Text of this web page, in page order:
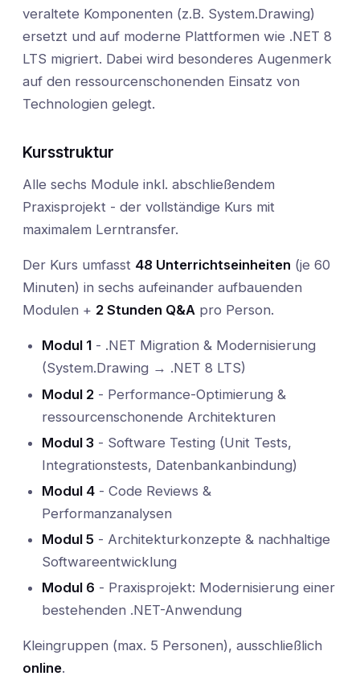
veraltete Komponenten (z.B. System.Drawing)
ersetzt und auf moderne Plattformen wie .NET 8
LTS migriert. Dabei wird besonderes Augenmerk
auf den ressourcenschonenden Einsatz von
Technologien gelegt.
Kursstruktur
Alle sechs Module inkl. abschließendem
Praxisprojekt - der vollständige Kurs mit
maximalem Lerntransfer.
Der Kurs umfasst 48 Unterrichtseinheiten (je 60
Minuten) in sechs aufeinander aufbauenden
Modulen + 2 Stunden Q&A pro Person.
Modul 1 - .NET Migration & Modernisierung
(System.Drawing → .NET 8 LTS)
Modul 2 - Performance-Optimierung &
ressourcenschonende Architekturen
Modul 3 - Software Testing (Unit Tests,
Integrationstests, Datenbankanbindung)
Modul 4 - Code Reviews &
Performanzanalysen
Modul 5 - Architekturkonzepte & nachhaltige
Softwareentwicklung
Modul 6 - Praxisprojekt: Modernisierung einer
bestehenden .NET-Anwendung
Kleingruppen (max. 5 Personen), ausschließlich
online.